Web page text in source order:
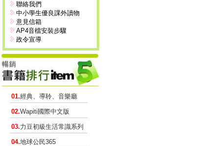
聯絡我們
中小學生優良課外讀物
意見信箱
AP4音檔安裝步驟
政令宣導
01.經典、導聆、音樂廳
02.Wapiti國際中文版
03.力豆初級生活常識系列
04.地球公民365